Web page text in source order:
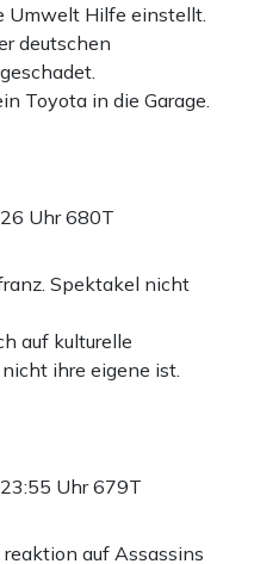
Umwelt Hilfe einstellt.
deutschen
Toyota in die Garage.
Uhr680T
Spektakel nicht
auf kulturelle
ihre eigene ist.
Uhr679T
auf Assassins